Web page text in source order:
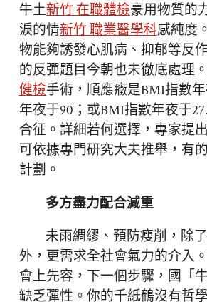
牛土新竹 在職體檢豪用物質的
淚的情新竹 職業醫學科感純度
物能夠誘發心肌病、抑郁等反
的反彈題目今朝也未徹底處理
健檢手術，順應癥是BMI指數年
年夜于90；或BMI指數年夜于
合征。詳細若何選擇，專家提
可依據專門研究大夫推舉，有
計劃。
多方盡力配合減重
未雨綢繆、預防瘦削，除
外，更需求全社會氣力的介入
會上先容，下一個步驟，國「
缺乏彈性。你的千紙鶴沒有哲